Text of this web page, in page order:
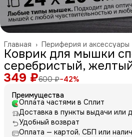
Периферия и аксессуары
Главная ›
Коврик для мышки
серебристый,
349 ₽600 ₽−42%
Преимущества
Оплата частями в Сплит
Доставка в пункты выдачи или
Удобный возврат
Оплата — картой, СБП или